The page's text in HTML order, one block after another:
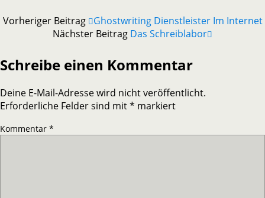
Vorheriger Beitrag
Ghostwriting Dienstleister Im Internet
Nächster Beitrag Das Schreiblabor
Schreibe einen Kommentar
Deine E-Mail-Adresse wird nicht veröffentlicht.
Erforderliche Felder sind mit* markiert
Kommentar *